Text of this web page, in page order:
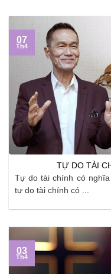
TỰ DO TÀI
Tự do tài chính có
tự do tài chính có ...
07
Th4
03
Th4